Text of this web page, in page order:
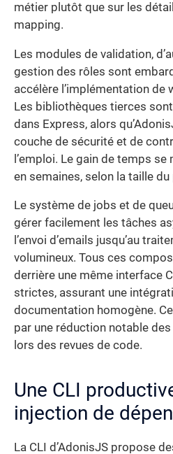
métier plutôt que sur les
mapping.
Les modules de validation,
gestion des rôles sont
accélère l’implémentation
Les bibliothèques tierces
dans Express, alors
couche de sécurité et de
l’emploi. Le gain de temps
en semaines, selon la taille du
Le système de jobs et de
gérer facilement les tâches
l’envoi d’emails jusqu’au
volumineux. Tous ces
derrière une même interface
strictes, assurant une
documentation homogène.
par une réduction notable
lors des revues de code.
Une CLI
injection de
La CLI d’AdonisJS propose